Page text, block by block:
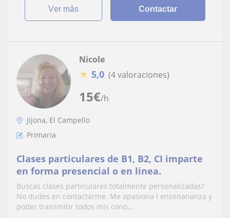
ver más Contactar
15€/h
Nicole
★ 5,0 (4 valoraciones)
Jijona, El Campello
Primaria
Clases particulares de B1, B2, CI imparte
en forma presencial o en linea.
Buscas clases particulares totalmente personalizadas?
No dudes en contactarme. Me apasiona l ensenananza y
poder transmitir todos mis cono...